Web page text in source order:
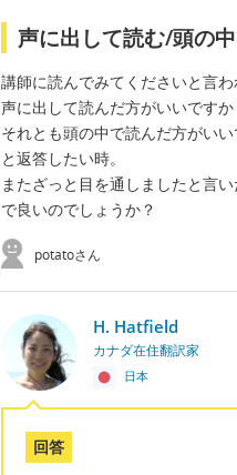
声に出して読む/頭の
講師に読んでみてくださいと言
声に出して読んだ方がいいですか
それとも頭の中で読んだ方がいい
と返答したい時。
またざっと目を通しましたと言
で良いのでしょうか？
potatoさん
H. Hatfield
カナダ在住翻訳家
日本
回答